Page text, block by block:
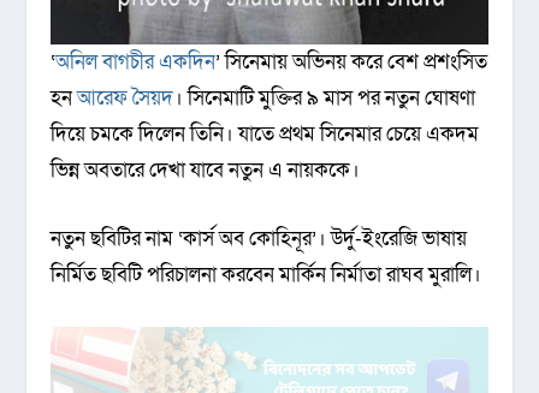
‘অনিল বাগচীর একদিন’ সিনেমায় অভিনয় করে বেশ প্রশংসিত
হনআরেফ সৈয়দ। সিনেমাটি মুক্তির ৯ মাস পর নতুন ঘোষণা
দিয়ে চমকে দিলেন তিনি। যাতে প্রথম সিনেমার চেয়ে একদম
ভিন্ন অবতারে দেখা যাবে নতুন এ নায়ককে।
নতুন ছবিটির নাম ‘কার্স অব কোহিনূর’। উর্দু-ইংরেজি ভাষায়
নির্মিত ছবিটি পরিচালনা করবেন মার্কিন নির্মাতা রাঘব মুরালি।